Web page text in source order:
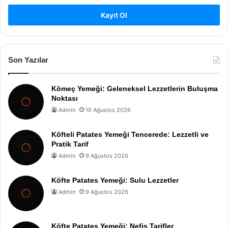
Kayıt Ol
Son Yazılar
Kömeç Yemeği: Geleneksel Lezzetlerin Buluşma
Noktası
Admin 10 Ağustos 2026
Köfteli Patates Yemeği Tencerede: Lezzetli ve
Pratik Tarif
Admin 9 Ağustos 2026
Köfte Patates Yemeği: Sulu Lezzetler
Admin 9 Ağustos 2026
Köfte Patates Yemeği: Nefis Tarifler